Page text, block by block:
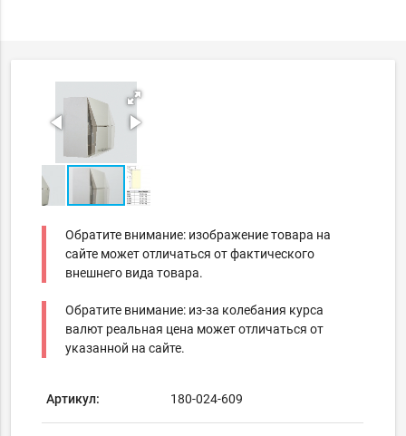
Обратите внимание: изображение товара на
сайте может отличаться от фактического
внешнего вида товара.
Обратите внимание: из-за колебания курса
валют реальная цена может отличаться от
указанной на сайте.
Артикул: 180-024-609